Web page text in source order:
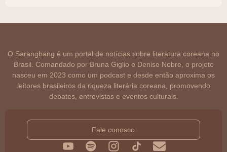
O Sarangbang é um portal de notícias sobre literatura coreana no
Brasil. Comandado por Bruna Giglio e Denise Nobre, o projeto
nasceu em 2023 como um podcast e desde então aproxima os
leitores brasileiros da riqueza literária coreana, promovendo
debates, entrevistas e eventos culturais.
Fale conosco